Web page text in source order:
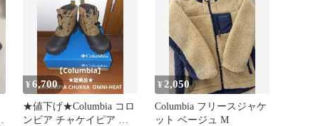
¥6,700
★値下げ★Columbia コロ
ンビア チャケイピア オ
¥ 2,050
Columbia フリースジャケ
ット ベージュ M